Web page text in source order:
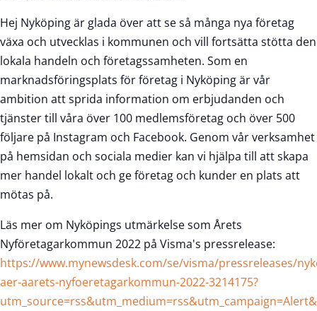
Hej Nyköping är glada över att se så många nya företag
växa och utvecklas i kommunen och vill fortsätta stötta den
lokala handeln och företagssamheten. Som en
marknadsföringsplats för företag i Nyköping är vår
ambition att sprida information om erbjudanden och
tjänster till våra över 100 medlemsföretag och över 500
följare på Instagram och Facebook. Genom vår verksamhet
på hemsidan och sociala medier kan vi hjälpa till att skapa
mer handel lokalt och ge företag och kunder en plats att
mötas på.
Läs mer om Nyköpings utmärkelse som Årets
Nyföretagarkommun 2022 på Visma's pressrelease:
https://www.mynewsdesk.com/se/visma/pressreleases/
aer-aarets-nyfoeretagarkommun-2022-3214175?